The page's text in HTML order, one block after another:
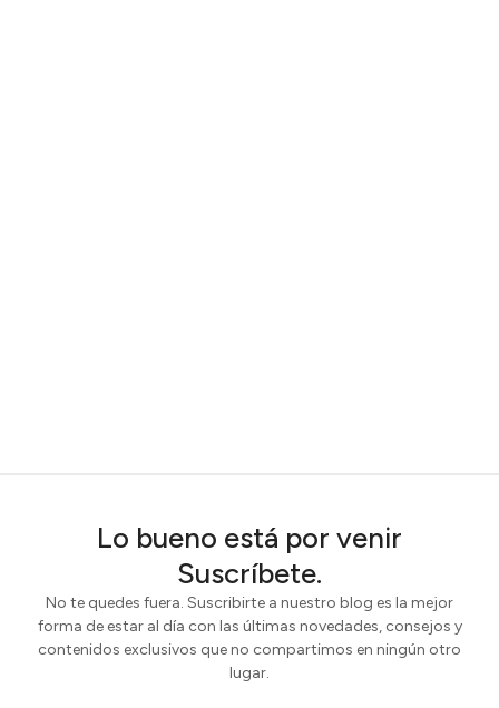
Lo bueno está por venir
Suscríbete.
No te quedes fuera. Suscribirte a nuestro blog es la mejor
forma de estar al día con las últimas novedades, consejos y
contenidos exclusivos que no compartimos en ningún otro
lugar.